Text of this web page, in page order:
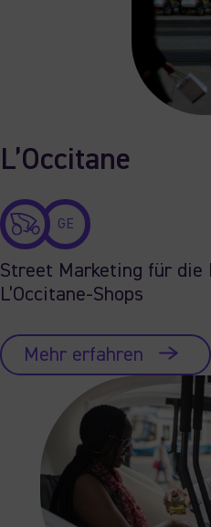
L’Occitane
GE
Street Marketing für die
L’Occitane-Shops
Mehr erfahren